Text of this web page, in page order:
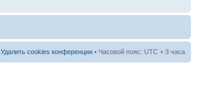
Удалить cookies конференции • Часовой пояс: UTC + 3 часа